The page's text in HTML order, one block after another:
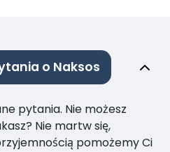
o Naksos
pytania. Nie możesz
Nie martw się,
pomożemy Ci